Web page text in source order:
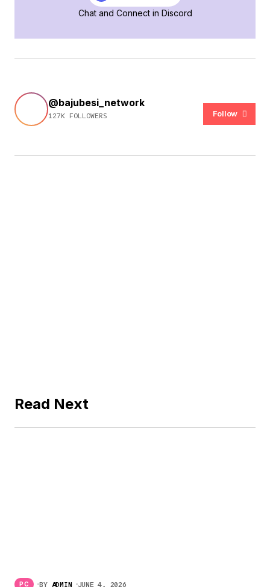
Chat and Connect in Discord
@bajubesi_network
127K FOLLOWERS Follow
Read Next
PC BY ADMIN JUNE 4, 2026